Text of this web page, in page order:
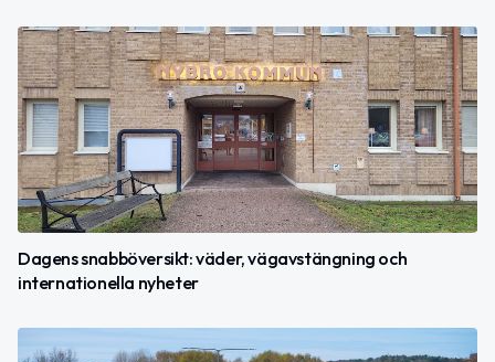
Dagens snabböversikt: väder, vägavstängning och
internationella nyheter